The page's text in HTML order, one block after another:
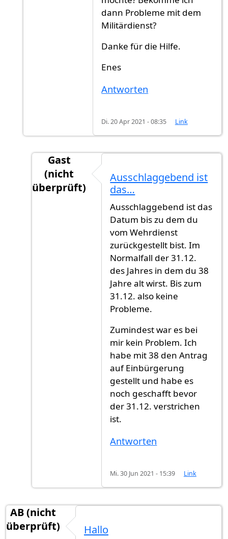
dann Probleme mit dem
Militärdienst?
Danke für die Hilfe.
Enes
Antworten
Di. 20 Apr 2021 - 08:35 Link
Gast
(nicht
überprüft)
Hallo zusammen,Nur zum…
Ausschlaggebend ist
das…
Ausschlaggebend ist das
Datum bis zu dem du
vom Wehrdienst
zurückgestellt bist. Im
Normalfall der 31.12.
des Jahres in dem du 38
Jahre alt wirst. Bis zum
31.12. also keine
Probleme.
Zumindest war es bei
mir kein Problem. Ich
habe mit 38 den Antrag
auf Einbürgerung
gestellt und habe es
noch geschafft bevor
der 31.12. verstrichen
ist.
Antworten
Mi. 30 Jun 2021 - 15:39 Link
AB (nicht
überprüft)
Hallo